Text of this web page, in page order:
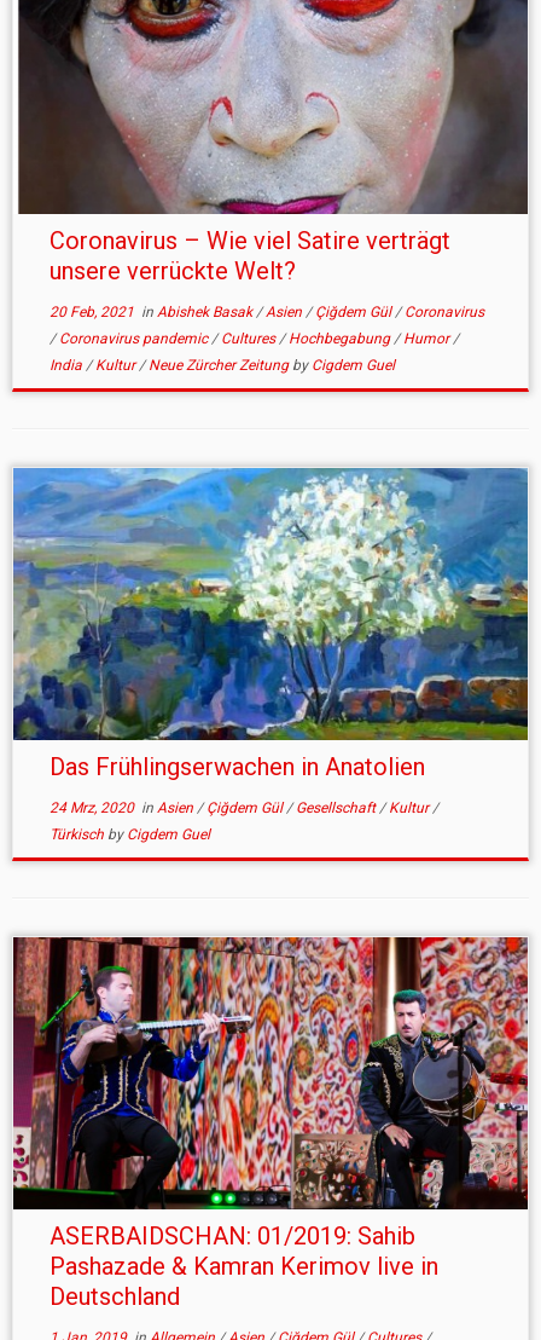
Coronavirus – Wie viel Satire verträgt
unsere verrückte Welt?
20 Feb, 2021in Abishek Basak/Asien /Çiğdem Gül/Coronavirus
/Coronavirus pandemic/Cultures/Hochbegabung/Humor/
India /Kultur/Neue Zürcher Zeitung by Cigdem Guel
Das Frühlingserwachen in Anatolien
24 Mrz, 2020in Asien /Çiğdem Gül/Gesellschaft/Kultur/
Türkisch by Cigdem Guel
ASERBAIDSCHAN: 01/2019: Sahib
Pashazade & Kamran Kerimov live in
Deutschland